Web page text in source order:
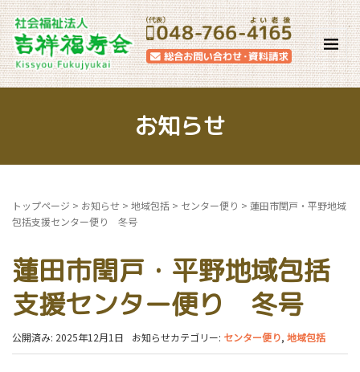
お知らせ
トップページ > お知らせ > 地域包括 > センター便り > 蓮田市閏戸・平野地域
包括支援センター便り 冬号
蓮田市閏戸・平野地域包括
支援センター便り 冬号
公開済み: 2025年12月1日 お知らせカテゴリー: センター便り, 地域包括